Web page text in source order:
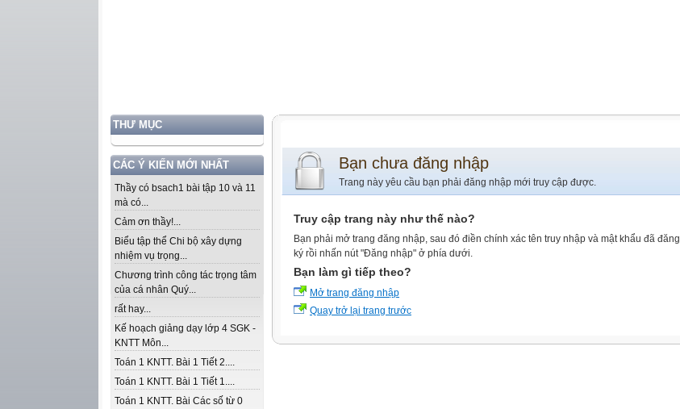
THƯ MỤC
CÁC Ý KIẾN MỚI NHẤT
Thầy có bsach1 bài tập 10 và 11
mà có...
Cảm ơn thầy!...
Biểu tập thể Chi bộ xây dựng
nhiệm vụ trọng...
Chương trình công tác trọng tâm
của cá nhân Quý...
rất hay...
Kế hoạch giảng dạy lớp 4 SGK -
KNTT Môn...
Toán 1 KNTT. Bài 1 Tiết 2....
Toán 1 KNTT. Bài 1 Tiết 1....
Toán 1 KNTT. Bài Các số từ 0
Bạn chưa đăng nhập
Trang này yêu cầu bạn phải đăng nhập mới truy cập được.
Truy cập trang này như thế nào?
Bạn phải mở trang đăng nhập, sau đó điền chính xác tên truy nhập và mật khẩu đã đăng
ký rồi nhấn nút "Đăng nhập" ở phía dưới.
Bạn làm gì tiếp theo?
Mở trang đăng nhập
Quay trở lại trang trước